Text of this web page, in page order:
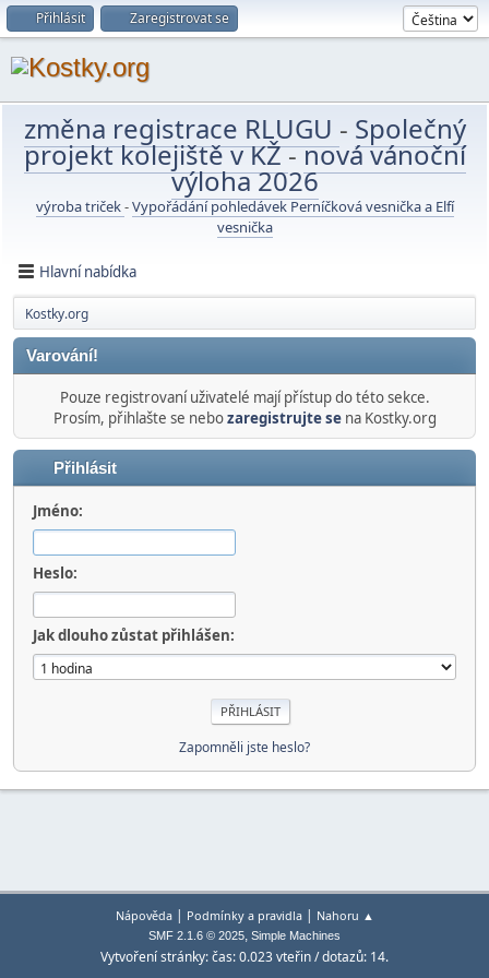
Přihlásit Zaregistrovat se
změna registrace RLUGU - Společný
projekt kolejiště v KŽ-nová vánoční
výloha 2026
výroba triček-Vypořádání pohledávek Perníčková vesnička a Elfí
vesnička
Hlavní nabídka
Kostky.org
Varování!
Pouze registrovaní uživatelé mají přístup do této sekce.
Prosím, přihlašte se nebozaregistrujte sena Kostky.org
Přihlásit
Jméno:
Heslo:
Jak dlouho zůstat přihlášen:
Zapomněli jste heslo?
Nápověda| Podmínky a pravidla| Nahoru ▲
SMF 2.1.6 © 2025, Simple Machines
Vytvoření stránky: čas: 0.023 vteřin / dotazů: 14.